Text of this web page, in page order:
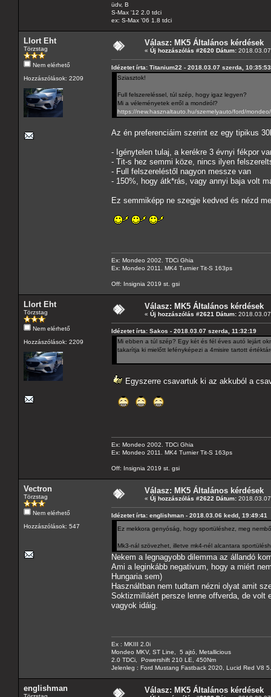
üdv, B
S-Max '12 2.0 tdci
ex: S-Max '06 1.8 tdci
Llort Eht
Törzstag
Nem elérhető
Hozzászólások: 2209
Válasz: MK5 Általános kérdések
« Új hozzászólás #2620 Dátum:
Idézetet írta: Titanium22 - 2018.03.07 szerda, 10:35:53
Sziasztok!
Full felszereléssel, túl szép, hogy igaz legyen?
Mi a véleményetek erről a mondiról?
https://new.hasznaltauto.hu/szemelyauto/ford/
Az én preferenciáim szerint ez egy tipikus
- Igénytelen tulaj, a kerékre 3 évnyi fékpor
- Tit-s hez semmi köze, nincs ilyen
- Full felszereléstől nagyon messze van
- 150%, hogy átk*rás, vagy annyi baja volt
Ez semmiképp ne szegje kedved és nézd
Ex: Mondeo 2002. TDCi Ghia
Ex: Mondeo 2011. MK4 Turnier Tit-S 163ps
Off: Insignia 2019 st. gsi
Llort Eht
Törzstag
Nem elérhető
Hozzászólások: 2209
Válasz: MK5 Általános kérdések
« Új hozzászólás #2621 Dátum:
Idézetet írta: Sakos - 2018.03.07 szerda, 11:32:19
Mi ebben a túl szép? Egy két és fél éves autó lejárt
takarítja ki mielőtt lefényképezi a 4misire tartott
Egyszerre csavartuk ki az akkuból a
Ex: Mondeo 2002. TDCi Ghia
Ex: Mondeo 2011. MK4 Turnier Tit-S 163ps
Off: Insignia 2019 st. gsi
Vectron
Törzstag
Nem elérhető
Hozzászólások: 547
Válasz: MK5 Általános kérdések
« Új hozzászólás #2622 Dátum:
Idézetet írta: englishman - 2018.03.06 kedd, 19:49:41
Ez mekkora genyóság, hogy sportüléshez, meg
Mk3-nál szövezhet, illetve mk4-nél alcantara
Nekem a legnagyobb dilemma az állandó
Ami a leginkább negativum, hogy a miért
Hungaria sem)
Használtban nem tudtam nézni olyat amit
Soktizmilláért persze lenne offverda, de volt
vagyok idáig.
Ex : MKIII 2.0i
Mondeo MKV, ST Line, 5 ajtó, Metallicious
2.0 TDCi, Powershift 210 LE, 450Nm
Jelenleg : Ford Mustang Fastback 2020, Lucid Red V8
englishman Válasz: MK5 Általános kérdések